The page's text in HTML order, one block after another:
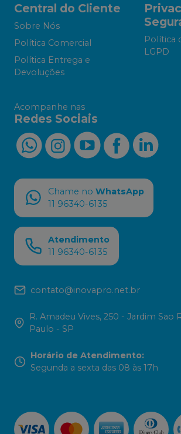
Central do Cliente
Sobre Nós
Política Comercial
Política Entrega e
Devoluções
Política
LGPD
Acompanhe nas
Redes Sociais
Chame no WhatsApp
11 96340-6135
Atendimento
11 96340-6135
contato@inovapro.net.br
R. Amadeu Vives, 250 - Jardim Sao
Paulo - SP
Horário de Atendimento:
Segunda a sexta das 08 às 17h